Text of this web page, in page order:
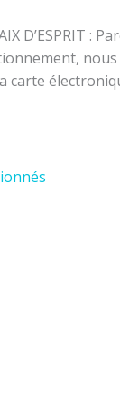
D’ESPRIT :
carte